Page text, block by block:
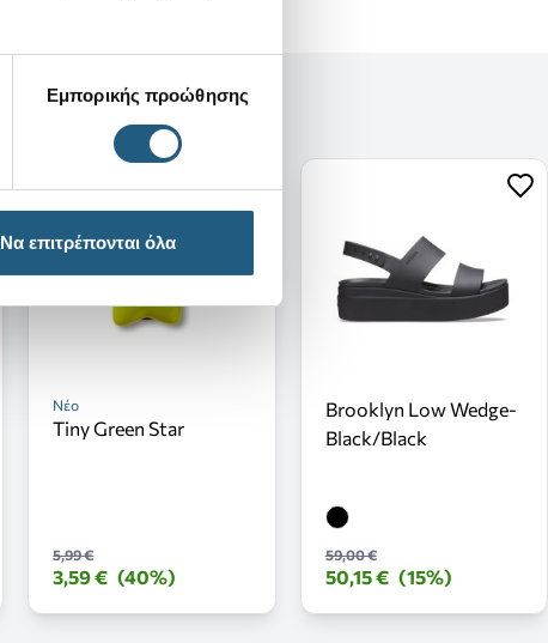
Εμπορικής προώθησης
Να επιτρέπονται όλα
Νέο
Tiny Green Star
5,99 €
3,59 € (40%)
Brooklyn Low Wedge-
Black/Black
59,00 €
50,15 € (15%)